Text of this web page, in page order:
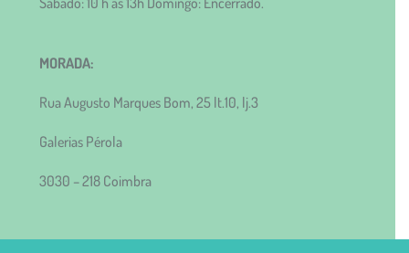
MORADA:
Rua Augusto Marques Bom, 25 lt.10, lj.3
Galerias Pérola
3030 – 218 Coimbra